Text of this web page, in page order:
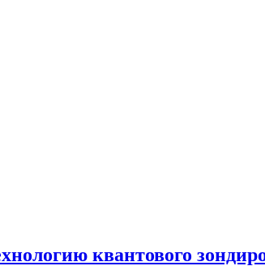
квантового